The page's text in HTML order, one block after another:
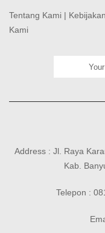
Tentang Kami |
Kami
Address : Jl. Raya
Kab.
Telepon :